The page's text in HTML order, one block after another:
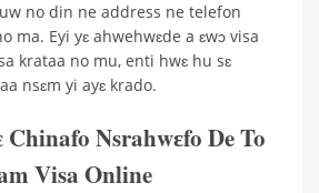
no din ne address ne telefon
ma. Eyi yɛ ahwehwɛde a ɛwɔ visa
krataa no mu, enti hwɛ hu sɛ
nsɛm yi ayɛ krado.
Chinafo Nsrahwɛfo De To
Visa Online